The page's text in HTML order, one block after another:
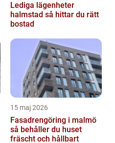
Lediga lägenheter
halmstad så hittar du rätt
bostad
15 maj 2026
Fasadrengöring i malmö
så behåller du huset
fräscht och hållbart